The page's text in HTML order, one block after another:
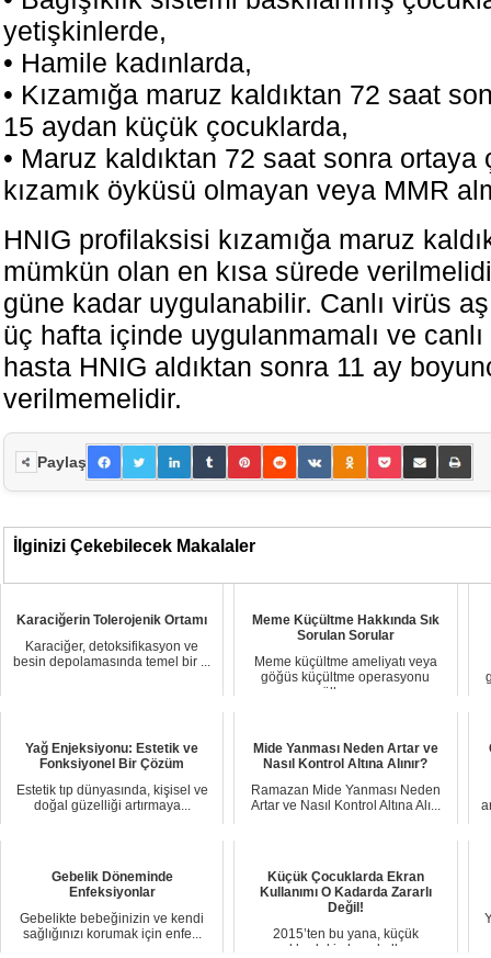
yetişkinlerde,
• Hamile kadınlarda,
• Kızamığa maruz kaldıktan 72 saat
15 aydan küçük çocuklarda,
• Maruz kaldıktan 72 saat sonra ortaya
kızamık öyküsü olmayan veya MMR
HNIG profilaksisi kızamığa maruz
mümkün olan en kısa sürede
güne kadar uygulanabilir. Canlı virüs
üç hafta içinde uygulanmamalı ve canlı
hasta HNIG aldıktan sonra 11 ay
verilmemelidir.
Paylaş
İlginizi Çekebilecek Makalaler
Karaciğerin Tolerojenik Ortamı
Karaciğer, detoksifikasyon ve
besin depolamasında temel bir ...
Meme Küçültme Hakkında Sık
Sorulan Sorular
Meme küçültme ameliyatı veya
göğüs küçültme operasyonu
ülkem...
Yağ Enjeksiyonu: Estetik ve
Fonksiyonel Bir Çözüm
Estetik tıp dünyasında, kişisel ve
doğal güzelliği artırmaya...
Mide Yanması Neden Artar ve
Nasıl Kontrol Altına Alınır?
Ramazan Mide Yanması Neden
Artar ve Nasıl Kontrol Altına Alı...
Gebelik Döneminde
Enfeksiyonlar
Gebelikte bebeğinizin ve kendi
sağlığınızı korumak için enfe...
Küçük Çocuklarda Ekran
Kullanımı O Kadarda Zararlı
Değil!
2015’ten bu yana, küçük
çocuklardaki ekran kullanımı